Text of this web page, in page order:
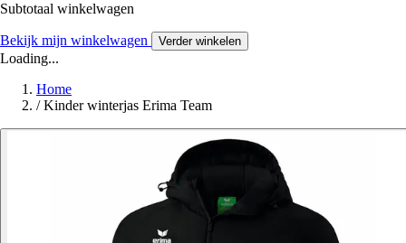
Subtotaal winkelwagen
Bekijk mijn winkelwagen Verder winkelen
Loading...
Home
/ Kinder winterjas Erima Team